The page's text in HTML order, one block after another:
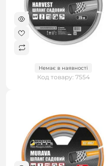
Немає в наявності
Код товару: 7554